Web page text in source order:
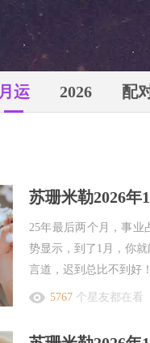
月运 2026 配
苏珊米勒2026年
25年最后两个月，事业
势显示，到了1月，你
言道，迟到总比不到好
5767 个星友都在看